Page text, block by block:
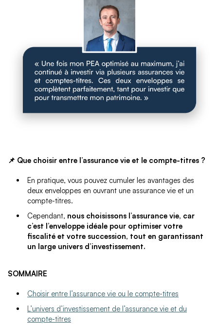
📌 Que choisir entre l’assurance vie et le compte-titres ?
En pratique, vous pouvez cumuler les avantages des
deux enveloppes en ouvrant une assurance vie et un
compte-titres.
Cependant, nous choisissons l’assurance vie, car
c’est l’enveloppe idéale pour optimiser votre
fiscalité et votre succession, tout en garantissant
un large univers d’investissement.
SOMMAIRE
Choisir entre l’assurance vie ou le compte-titres
L’univers d’investissement de l’assurance vie et du
compte-titres